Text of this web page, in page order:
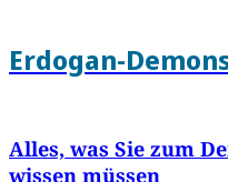
Erdogan-
Alles, was Sie zum
wissen müssen